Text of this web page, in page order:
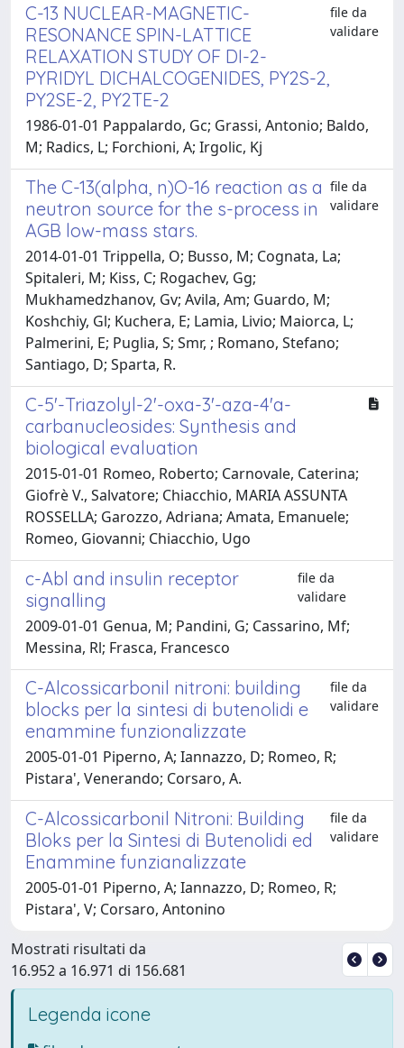
C-13 NUCLEAR-MAGNETIC-
RESONANCE SPIN-LATTICE
RELAXATION STUDY OF DI-2-
PYRIDYL DICHALCOGENIDES, PY2S-2,
PY2SE-2, PY2TE-2
file da
validare
1986-01-01 Pappalardo, Gc; Grassi, Antonio; Baldo,
M; Radics, L; Forchioni, A; Irgolic, Kj
The C-13(alpha, n)O-16 reaction as a
neutron source for the s-process in
AGB low-mass stars.
file da
validare
2014-01-01 Trippella, O; Busso, M; Cognata, La;
Spitaleri, M; Kiss, C; Rogachev, Gg;
Mukhamedzhanov, Gv; Avila, Am; Guardo, M;
Koshchiy, Gl; Kuchera, E; Lamia, Livio; Maiorca, L;
Palmerini, E; Puglia, S; Smr, ; Romano, Stefano;
Santiago, D; Sparta, R.
C-5'-Triazolyl-2'-oxa-3'-aza-4'a-
carbanucleosides: Synthesis and
biological evaluation
2015-01-01 Romeo, Roberto; Carnovale, Caterina;
Giofrè V., Salvatore; Chiacchio, MARIA ASSUNTA
ROSSELLA; Garozzo, Adriana; Amata, Emanuele;
Romeo, Giovanni; Chiacchio, Ugo
c-Abl and insulin receptor
signalling
file da
validare
2009-01-01 Genua, M; Pandini, G; Cassarino, Mf;
Messina, Rl; Frasca, Francesco
C-Alcossicarbonil nitroni: building
blocks per la sintesi di butenolidi e
enammine funzionalizzate
file da
validare
2005-01-01 Piperno, A; Iannazzo, D; Romeo, R;
Pistara', Venerando; Corsaro, A.
C-Alcossicarbonil Nitroni: Building
Bloks per la Sintesi di Butenolidi ed
Enammine funzianalizzate
file da
validare
2005-01-01 Piperno, A; Iannazzo, D; Romeo, R;
Pistara', V; Corsaro, Antonino
Mostrati risultati da
16.952 a 16.971 di 156.681
Legenda icone